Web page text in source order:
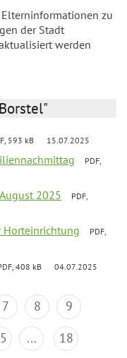
zu
der Stadt
werden
593 kB 15.07.2025
PDF,
2025
PDF,
Horteinrichtung
PDF,
408 kB 04.07.2025
7 8
9
... 18